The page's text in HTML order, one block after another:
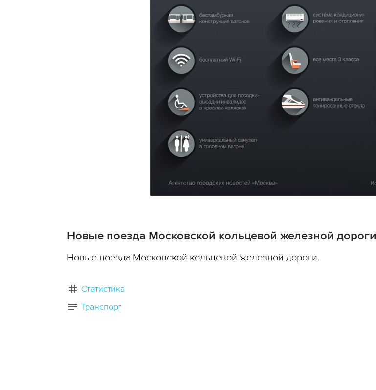
Новые поезда Московской кольцевой железной дороги
Новые поезда Московской кольцевой железной дороги.
Статистика
Транспорт